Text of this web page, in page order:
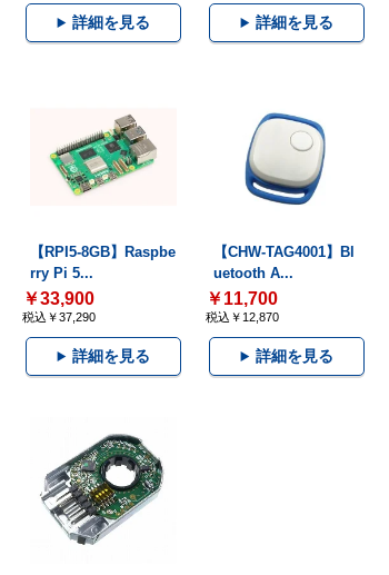
詳細を見る 詳細を見る
【RPI5-8GB】Raspbe
rry Pi 5...
￥33,900
税込￥37,290
詳細を見る
【CHW-TAG4001】Bl
uetooth A...
￥11,700
税込￥12,870
詳細を見る